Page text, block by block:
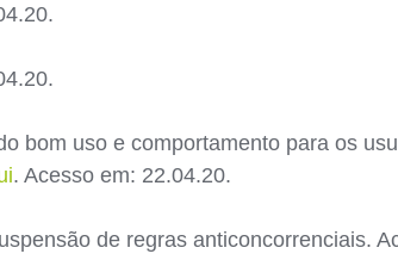
bom uso e comportamento para os
. Acesso em: 22.04.20.
de regras anticoncorrenciais.